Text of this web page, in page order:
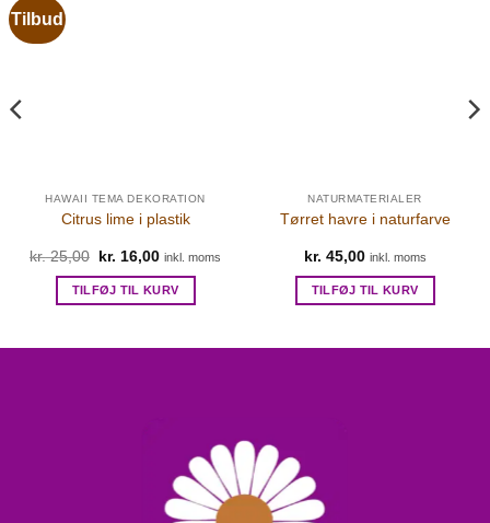
Tilbud
HAWAII TEMA DEKORATION
Citrus lime i plastik
kr.25,00
Den
pris
var:
kr. 16,00Den
pris
er:
inkl. moms
TILFØJ TIL KURV
NATURMATERIALER
Tørret havre i naturfarve
kr. 45,00 inkl. moms
TILFØJ TIL KURV